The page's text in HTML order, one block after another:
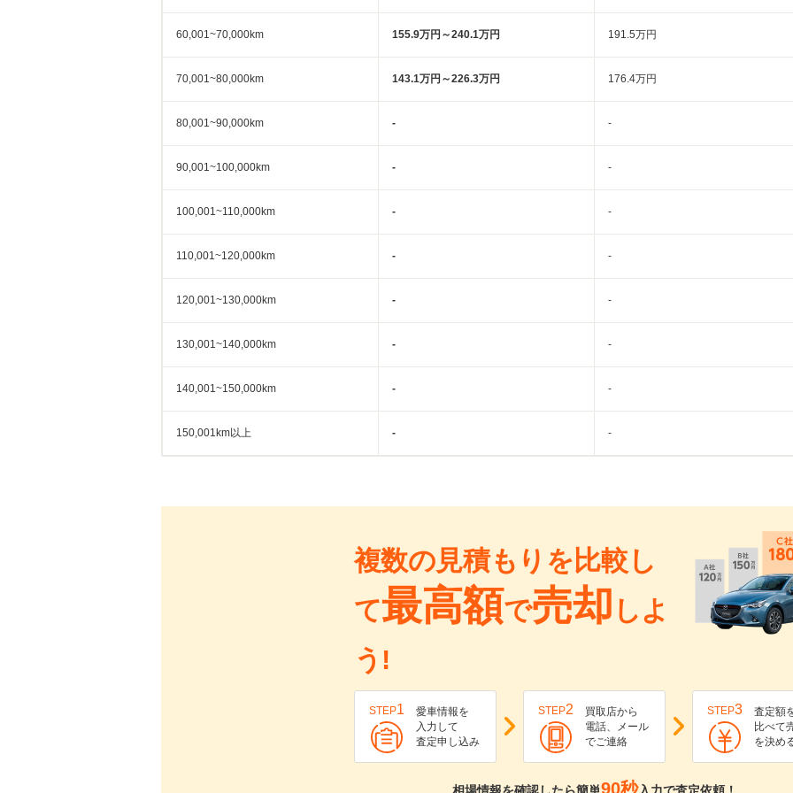
60,001~70,000km 155.9万円～240.1万円 191.5万円
70,001~80,000km 143.1万円～226.3万円 176.4万円
80,001~90,000km - -
90,001~100,000km - -
100,001~110,000km - -
110,001~120,000km - -
120,001~130,000km - -
130,001~140,000km - -
140,001~150,000km - -
150,001km以上 - -
複数の見積もりを比較し
て最高額で売却 しよ
う!
STEP1
愛車情報を
入力して
査定申し込み
STEP2
買取店から
電話、メール
でご連絡
STEP3
査定額
比べて
を決め
90秒